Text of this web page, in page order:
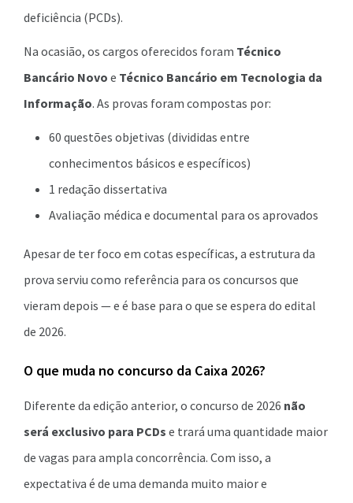
deficiência (PCDs).
Na ocasião, os cargos oferecidos foram Técnico
Bancário Novo e Técnico Bancário em Tecnologia da
Informação. As provas foram compostas por:
60 questões objetivas (divididas entre
conhecimentos básicos e específicos)
1 redação dissertativa
Avaliação médica e documental para os aprovados
Apesar de ter foco em cotas específicas, a estrutura da
prova serviu como referência para os concursos que
vieram depois — e é base para o que se espera do edital
de 2026.
O que muda no concurso da Caixa 2026?
Diferente da edição anterior, o concurso de 2026 não
será exclusivo para PCDs e trará uma quantidade maior
de vagas para ampla concorrência. Com isso, a
expectativa é de uma demanda muito maior e